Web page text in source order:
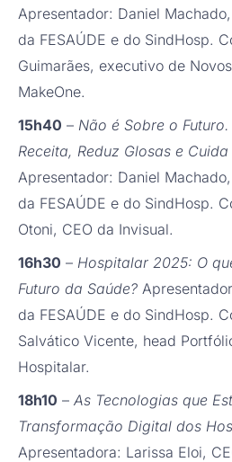
Apresentador: Daniel
da FESAÚDE e do SindHosp.
Guimarães, executivo de
MakeOne.
15h40 – Não é Sobre o
Receita, Reduz Glosas e
Apresentador: Daniel
da FESAÚDE e do SindHosp.
Otoni, CEO da Invisual.
16h30 – Hospitalar 2025: O
Futuro da Saúde?
da FESAÚDE e do SindHosp.
Salvático Vicente, head
Hospitalar.
18h10 – As Tecnologias que
Transformação Digital dos
Apresentadora: Larissa Eloi,